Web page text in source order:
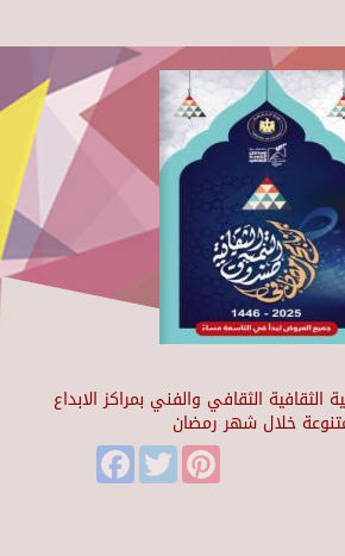
الثقافية الثقافي والفني بمراكز الابداع
خلال شهر رمضان
FacebookTwitter